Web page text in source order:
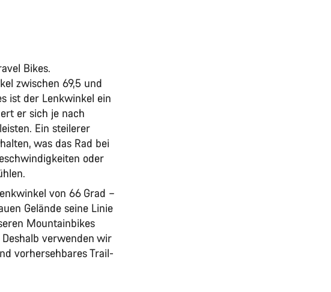
Bikes.
zwischen 69,5 und
ist der Lenkwinkel ein
er sich je nach
Ein steilerer
was das Rad bei
oder
von 66 Grad –
Gelände seine Linie
Mountainbikes
verwenden wir
vorhersehbares Trail-